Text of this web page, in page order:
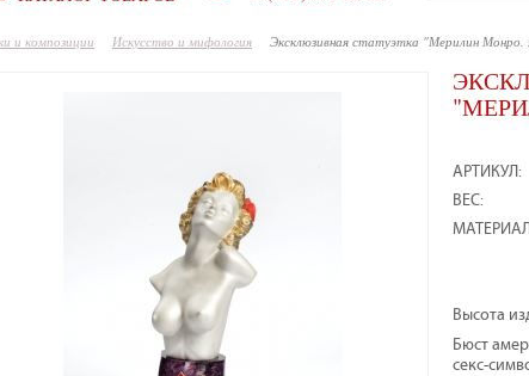
и композиции Искусство и мифология Эксклюзивная статуэтка "Мерилин Монро.
АРТИКУЛ:
ВЕС:
Высота
Бюст
секс-